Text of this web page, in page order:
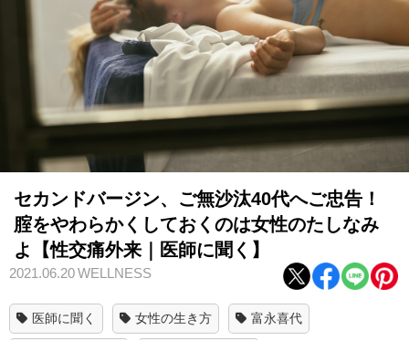
セカンドバージン、ご無沙汰40代へご忠告！
腟をやわらかくしておくのは女性のたしなみ
よ【性交痛外来｜医師に聞く】
2021.06.20WELLNESS
医師に聞く 女性の生き方 富永喜代